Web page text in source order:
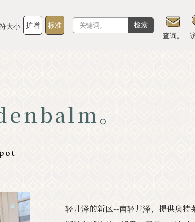
大小 扩增 标准 检索
查询。
美食家
示范课程
。
轻井泽的新区--南轻井泽，提供奥特